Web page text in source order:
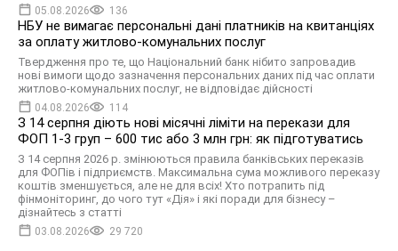
05.08.2026 136
НБУ не вимагає персональні дані платників на квитанціях
за оплату житлово-комунальних послуг
Твердження про те, що Національний банк нібито запровадив
нові вимоги щодо зазначення персональних даних під час оплати
житлово-комунальних послуг, не відповідає дійсності
04.08.2026 114
З 14 серпня діють нові місячні ліміти на перекази для
ФОП 1-3 груп – 600 тис або 3 млн грн: як підготуватись
З 14 серпня 2026 р. змінюються правила банківських переказів
для ФОПів і підприємств. Максимальна сума можливого переказу
коштів зменшується, але не для всіх! Хто потрапить під
фінмоніторинг, до чого тут «Дія» і які поради для бізнесу –
дізнайтесь з статті
03.08.2026 29 720